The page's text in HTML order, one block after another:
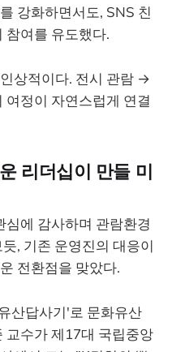
강화하면서도, SNS 친
참여를 유도했다.
상적이다. 전시 관람 →
정이 자연스럽게 연결
리더십이 만들 미
에 감사하며 관람환경
, 기존 운영진의 대응이
전환점을 맞았다.
산답사기'로 문화유산
교수가 제17대 국립중앙